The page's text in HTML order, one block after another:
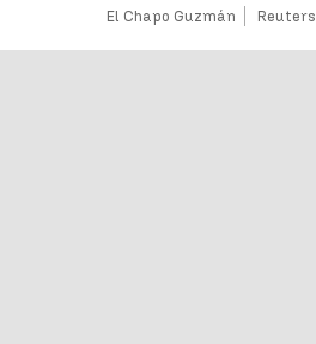
El Chapo Guzmán Reuters